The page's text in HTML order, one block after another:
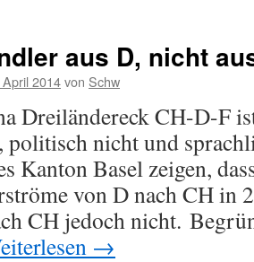
aus D, nicht
2014von Schw
Dreiländereck CH-D-F
politisch nicht und
Kanton Basel zeigen,
von D nach CH in
CH jedoch nicht.
→